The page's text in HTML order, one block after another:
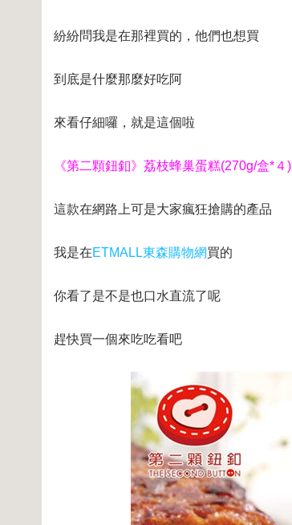
紛紛問我是在那裡買的，他們也想買
到底是什麼那麼好吃阿
來看仔細囉，就是這個啦
《第二顆鈕釦》荔枝蜂巢蛋糕(270g/盒*４)
這款在網路上可是大家瘋狂搶購的產品
我是在ETMALL東森購物網買的
你看了是不是也口水直流了呢
趕快買一個來吃吃看吧